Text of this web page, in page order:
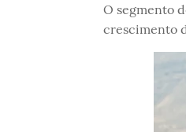
O segmento
crescimento